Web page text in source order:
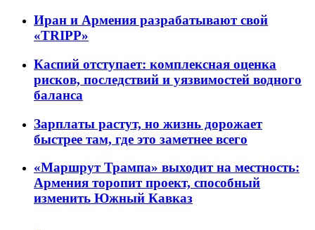
Иран и Армения разрабатывают свой
«TRIPP»
Каспий отступает: комплексная оценка
рисков, последствий и уязвимостей водного
баланса
Зарплаты растут, но жизнь дорожает
быстрее там, где это заметнее всего
«Маршрут Трампа» выходит на местность:
Армения торопит проект, способный
изменить Южный Кавказ